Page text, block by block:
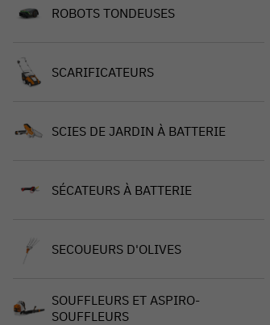
ROBOTS TONDEUSES
SCARIFICATEURS
SCIES DE JARDIN À BATTERIE
SÉCATEURS À BATTERIE
SECOUEURS D'OLIVES
SOUFFLEURS ET ASPIRO-
SOUFFLEURS